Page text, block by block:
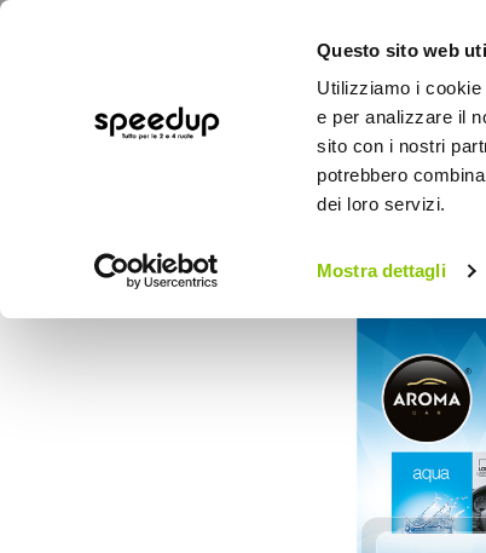
Questo sito web
Utilizziamo i
e per analizzare il
sito con i nostri
potrebbero
dei loro servizi.
Mostra dettagli
BICI
Home